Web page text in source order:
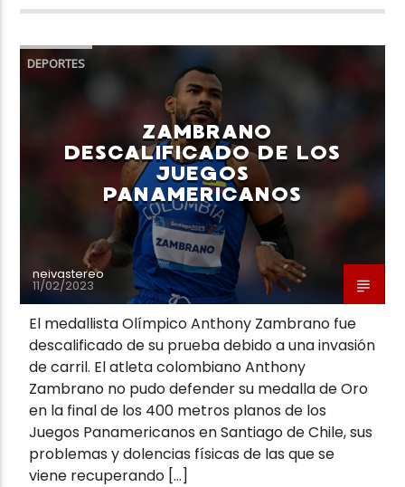
DEPORTES
ZAMBRANO
DESCALIFICADO DE LOS
JUEGOS
PANAMERICANOS
neivastereo
11/02/2023
El medallista Olímpico Anthony Zambrano fue
descalificado de su prueba debido a una invasión
de carril. El atleta colombiano Anthony
Zambrano no pudo defender su medalla de Oro
en la final de los 400 metros planos de los
Juegos Panamericanos en Santiago de Chile, sus
problemas y dolencias físicas de las que se
viene recuperando […]